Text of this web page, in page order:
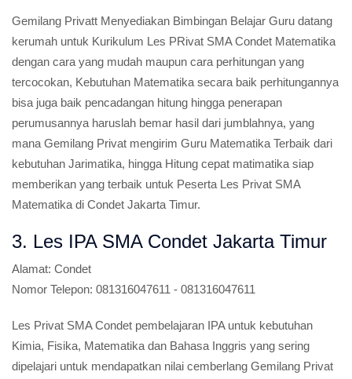
Gemilang Privatt Menyediakan Bimbingan Belajar Guru datang
kerumah untuk Kurikulum Les PRivat SMA Condet Matematika
dengan cara yang mudah maupun cara perhitungan yang
tercocokan, Kebutuhan Matematika secara baik perhitungannya
bisa juga baik pencadangan hitung hingga penerapan
perumusannya haruslah bemar hasil dari jumblahnya, yang
mana Gemilang Privat mengirim Guru Matematika Terbaik dari
kebutuhan Jarimatika, hingga Hitung cepat matimatika siap
memberikan yang terbaik untuk Peserta Les Privat SMA
Matematika di Condet Jakarta Timur.
3. Les IPA SMA Condet Jakarta Timur
Alamat: Condet
Nomor Telepon: 081316047611 - 081316047611
Les Privat SMA Condet pembelajaran IPA untuk kebutuhan
Kimia, Fisika, Matematika dan Bahasa Inggris yang sering
dipelajari untuk mendapatkan nilai cemberlang Gemilang Privat